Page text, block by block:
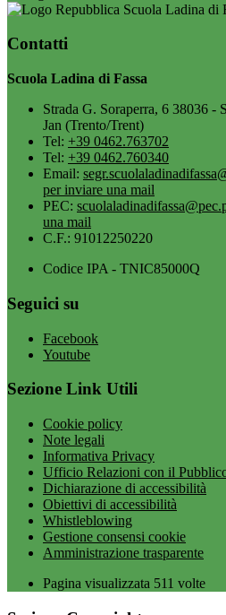
Scuola Ladina di
Contatti
Scuola Ladina di Fassa
Strada G. Soraperra, 6 38036 -
Jan (Trento/Trent)
Tel: +39 0462.763702
Tel: +39 0462.760340
Email:
per inviare una mail
PEC:
una mail
C.F.: 91012250220
Codice IPA - TNIC85000Q
Seguici su
Facebook
Youtube
Sezione Link Utili
Cookie policy
Note legali
Informativa Privacy
Ufficio Relazioni con il
Dichiarazione di accessibilità
Obiettivi di accessibilità
Whistleblowing
Gestione consensi cookie
Amministrazione trasparente
Pagina visualizzata 511 volte